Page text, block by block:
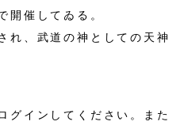
開催してゐる。
、武道の神としての天神
グインしてください。また